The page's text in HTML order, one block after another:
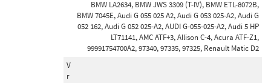
BMW LA2634, BMW JWS 3309 (T-IV), BMW ETL-8072B,
BMW 7045E, Audi G 055 025 A2, Audi G 053 025-A2, Audi G
052 162, Audi G 052 025-A2, AUDI G-055-025-A2, Audi 5 HP
LT71141, AMC ATF+3, Allison C-4, Acura ATF-Z1,
99991754700A2, 97340, 97335, 97325, Renault Matic D2
V
r